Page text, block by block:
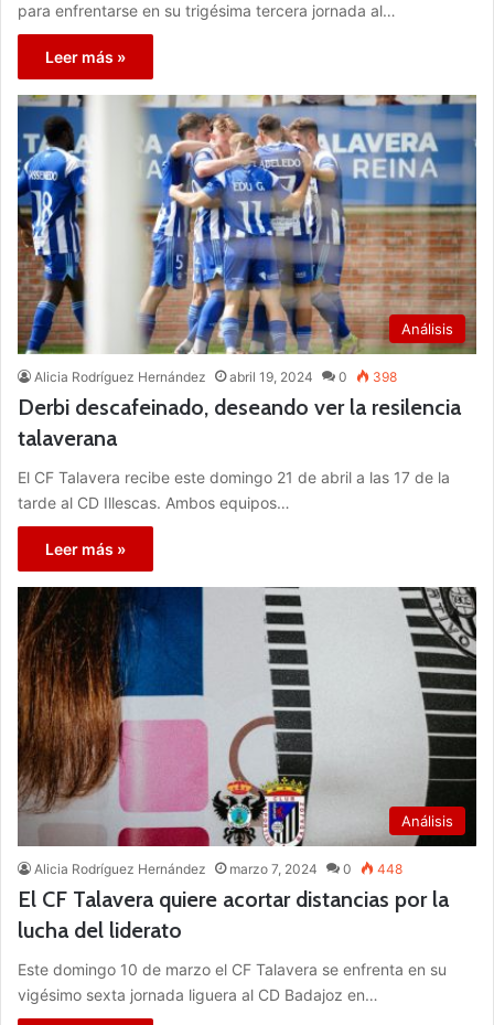
para enfrentarse en su trigésima tercera jornada al…
Leer más »
Análisis
Alicia Rodríguez Hernández abril 19, 2024 0 398
Derbi descafeinado, deseando ver la resilencia
talaverana
El CF Talavera recibe este domingo 21 de abril a las 17 de la
tarde al CD Illescas. Ambos equipos…
Leer más »
Análisis
Alicia Rodríguez Hernández marzo 7, 2024 0 448
El CF Talavera quiere acortar distancias por la
lucha del liderato
Este domingo 10 de marzo el CF Talavera se enfrenta en su
vigésimo sexta jornada liguera al CD Badajoz en…